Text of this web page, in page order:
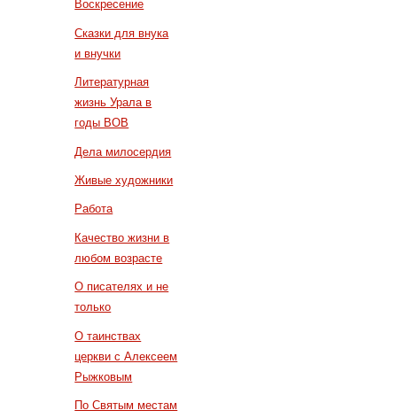
Воскресение
Сказки для внука
и внучки
Литературная
жизнь Урала в
годы ВОВ
Дела милосердия
Живые художники
Работа
Качество жизни в
любом возрасте
О писателях и не
только
О таинствах
церкви с Алексеем
Рыжковым
По Святым местам